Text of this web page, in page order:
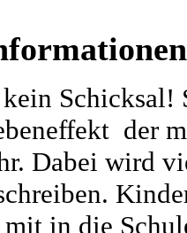
der
Dabei wird
mit in die